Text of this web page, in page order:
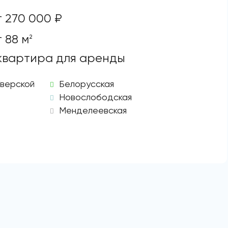
270 000 ₽
88 м2
для аренды
Белорусская
Новослободская
Менделеевская